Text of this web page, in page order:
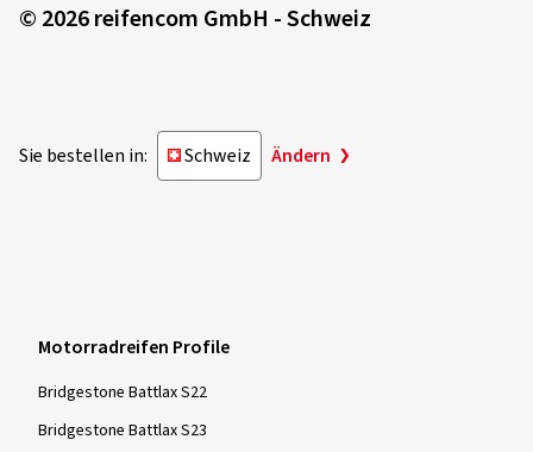
© 2026 reifencom GmbH - Schweiz
Sie bestellen in: Schweiz Ändern
Motorradreifen Profile
Bridgestone Battlax S22
Bridgestone Battlax S23